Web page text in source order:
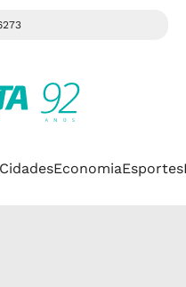
CidadesEconomiaEsportes